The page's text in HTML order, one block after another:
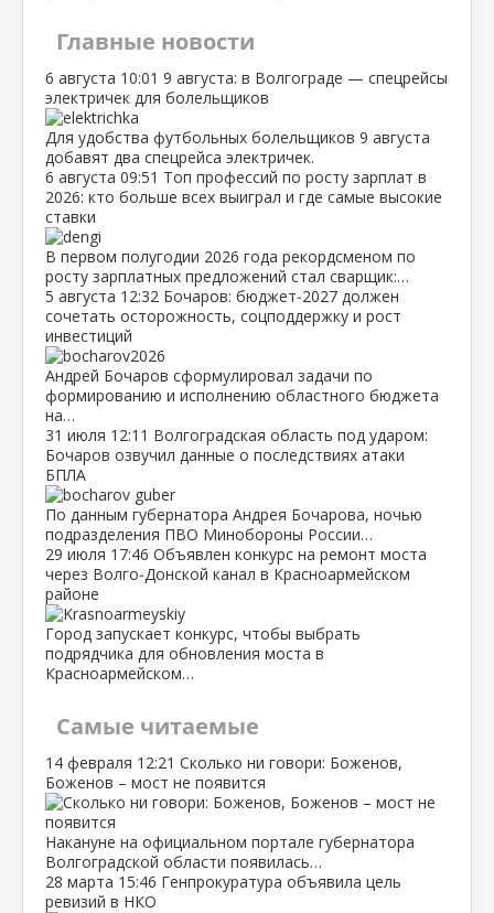
Главные новости
6 августа 10:01 9 августа: в Волгограде — спецрейсы
электричек для болельщиков
Для удобства футбольных болельщиков 9 августа
добавят два спецрейса электричек.
6 августа 09:51 Топ профессий по росту зарплат в
2026: кто больше всех выиграл и где самые высокие
ставки
В первом полугодии 2026 года рекордсменом по
росту зарплатных предложений стал сварщик:…
5 августа 12:32 Бочаров: бюджет‑2027 должен
сочетать осторожность, соцподдержку и рост
инвестиций
Андрей Бочаров сформулировал задачи по
формированию и исполнению областного бюджета
на…
31 июля 12:11 Волгоградская область под ударом:
Бочаров озвучил данные о последствиях атаки
БПЛА
По данным губернатора Андрея Бочарова, ночью
подразделения ПВО Минобороны России…
29 июля 17:46 Объявлен конкурс на ремонт моста
через Волго‑Донской канал в Красноармейском
районе
Город запускает конкурс, чтобы выбрать
подрядчика для обновления моста в
Красноармейском…
Самые читаемые
14 февраля 12:21 Сколько ни говори: Боженов,
Боженов – мост не появится
Накануне на официальном портале губернатора
Волгоградской области появилась…
28 марта 15:46 Генпрокуратура объявила цель
ревизий в НКО